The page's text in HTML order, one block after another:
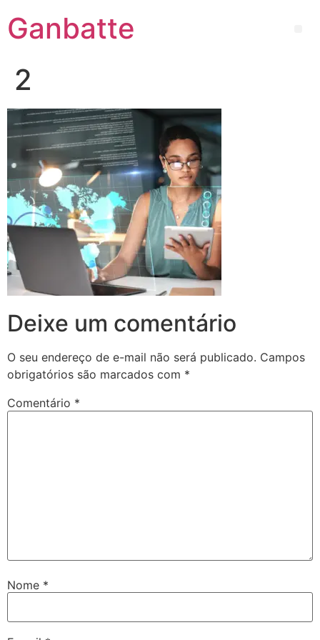
Ganbatte
2
Deixe um comentário
O seu endereço de e-mail não será publicado. Campos
obrigatórios são marcados com *
Comentário *
Nome *